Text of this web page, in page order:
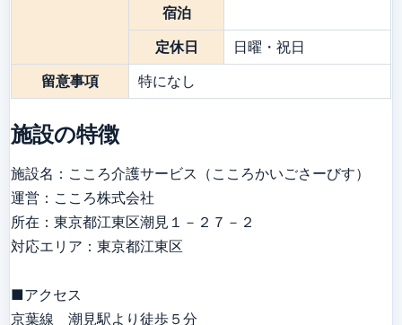
宿泊
定休日
日曜・祝日
留意事項
特になし
施設の特徴
施設名：こころ介護サービス（こころかいごさーびす）
運営：こころ株式会社
所在：東京都江東区潮見１－２７－２
対応エリア：東京都江東区
■アクセス
京葉線　潮見駅より徒歩５分